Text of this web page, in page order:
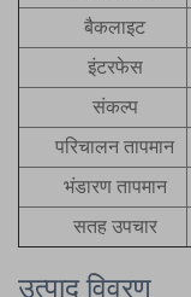
बैकलाइट
इंटरफेस
संकल्प
परिचालन तापमान
भंडारण तापमान
सतह उपचार
उत्पाद विवरण